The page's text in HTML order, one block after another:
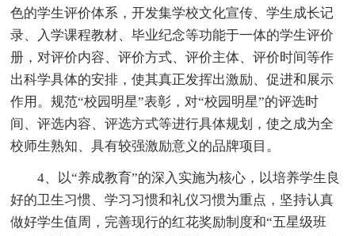
色的学生评价体系，开发集学校文化宣传、学生成长记
录、入学课程教材、毕业纪念等功能于一体的学生评价
册，对评价内容、评价方式、评价主体、评价时间等作
出科学具体的安排，使其真正发挥出激励、促进和展示
作用。规范“校园明星”表彰，对“校园明星”的评选时
间、评选内容、评选方式等进行具体规划，使之成为全
校师生熟知、具有较强激励意义的品牌项目。
4、以“养成教育”的深入实施为核心，以培养学生良
好的卫生习惯、学习习惯和礼仪习惯为重点，坚持认真
做好学生值周，完善现行的红花奖励制度和“五星级班